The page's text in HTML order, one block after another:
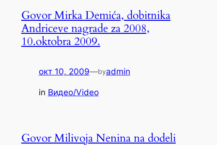
Govor Mirka Demića, dobitnika
Andriceve nagrade za 2008,
10.oktobra 2009.
окт 10, 2009—byadmin
in Видео/Video
Govor Milivoja Nenina na dodeli